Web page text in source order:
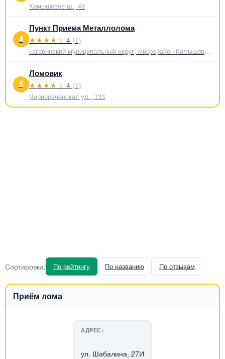
Камышовое ш., 49
4
Пункт Приема Металлолома
★★★★☆ 4 (1)
Гагаринский муниципальный округ, микрорайон Камышовая Бухта
5
Ломовик
★★★★☆ 4 (1)
Чернореченская ул., 133
Сортировка: По рейтингу По названию По отзывам
Приём лома
АДРЕС:
ул. Шабалина, 27И